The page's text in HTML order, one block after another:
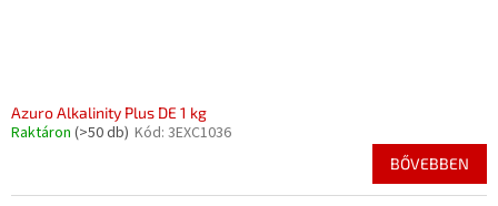
Azuro Alkalinity Plus DE 1 kg
Raktáron (>50 db) Kód: 3EXC1036
BŐVEBBEN